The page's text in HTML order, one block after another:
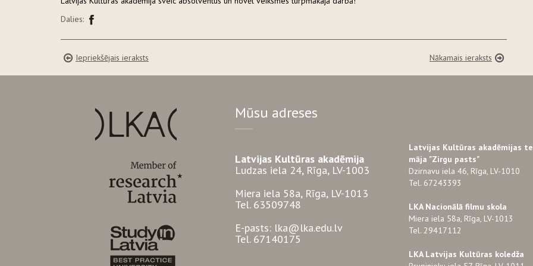
Dalies:
Iepriekšējais ieraksts Nākamais ieraksts
Mūsu adreses
Latvijas Kultūras akadēmija
Ludzas iela 24, Rīga, LV-1003
Miera iela 58a, Rīga, LV-1013
Tel. 63509748
E-pasts: lka@lka.edu.lv
Tel. 67140175
Latvijas Kultūras akadēmijas
māja "Zirgu pasts"
Dzirnavu iela 46, Rīga, LV-1010
Tel. 67243393
LKA Nacionālā filmu skola
Miera iela 58a, Rīga, LV-1013
Tel. 29417112
LKA Latvijas Kultūras koledža